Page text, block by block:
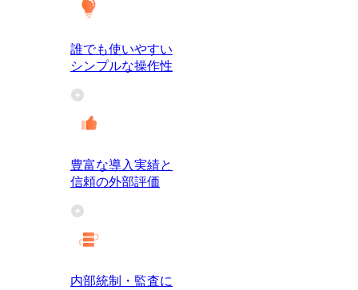
誰でも使いやすい
シンプルな操作性
豊富な導入実績と
信頼の外部評価
内部統制・監査に